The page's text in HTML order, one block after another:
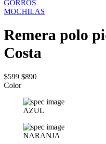
GORROS
MOCHILAS
Remera polo
Costa
$599 $890
Color
AZUL
NARANJA